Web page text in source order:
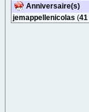
Anniversaire(s)
jemappellenicolas (41